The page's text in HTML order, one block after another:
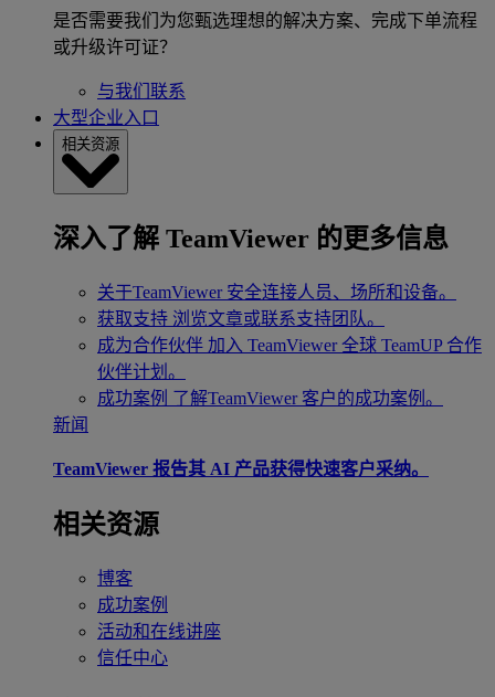
是否需要我们为您甄选理想的解决方案、完成下单流程
或升级许可证？
与我们联系
大型企业入口
相关资源
深入了解 TeamViewer 的更多信息
关于TeamViewer 安全连接人员、场所和设备。
获取支持 浏览文章或联系支持团队。
成为合作伙伴 加入 TeamViewer 全球 TeamUP 合作
伙伴计划。
成功案例 了解TeamViewer 客户的成功案例。
新闻
TeamViewer 报告其 AI 产品获得快速客户采纳。
相关资源
博客
成功案例
活动和在线讲座
信任中心